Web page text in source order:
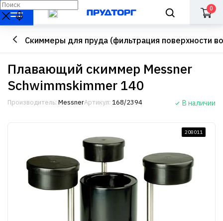
0
Скиммеры для пруда (фильтрация поверхности
Плавающий скиммер Messner
Schwimmskimmer 140
Производитель: MessnerАртикул: 168/2394 В наличии
208011